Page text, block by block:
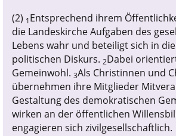
(2) 1Entsprechend ihrem
die Landeskirche Aufgaben des
Lebens wahr und beteiligt sich in
politischen Diskurs. 2Dabei
Gemeinwohl. 3Als Christinnen und
übernehmen ihre Mitglieder
Gestaltung des demokratischen
wirken an der öffentlichen
engagieren sich zivilgesellschaftlich.